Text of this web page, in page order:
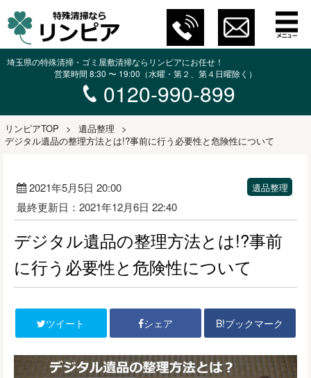
埼玉県の特殊清掃・ゴミ屋敷清掃ならリンピアにお任せ！
営業時間 8:30 〜 19:00（水曜・第２、第４日曜除く）
0120-990-899
リンピアTOP > 遺品整理
>
デジタル遺品の整理方法とは!?事前に行う必要性と危険性について
2021年5月5日 20:00
最終更新日：2021年12月6日 22:40
遺品整理
デジタル遺品の整理方法とは!?事前
に行う必要性と危険性について
ツイート シェア B!ブックマーク